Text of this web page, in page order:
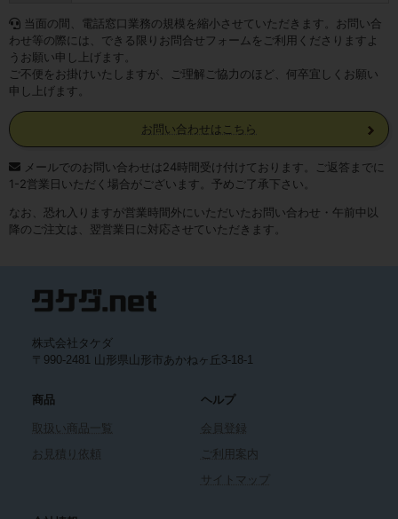
当面の間、電話窓口業務の規模を縮小させていただきます。お問い合
わせ等の際には、できる限りお問合せフォームをご利用くださりますよ
うお願い申し上げます。
ご不便をお掛けいたしますが、ご理解ご協力のほど、何卒宜しくお願い
申し上げます。
お問い合わせはこちら
メールでのお問い合わせは24時間受け付けております。ご返答までに
1-2営業日いただく場合がございます。予めご了承下さい。
なお、恐れ入りますが営業時間外にいただいたお問い合わせ・午前中以
降のご注文は、翌営業日に対応させていただきます。
株式会社タケダ
〒990-2481 山形県山形市あかねヶ丘3-18-1
商品
取扱い商品一覧
お見積り依頼
ヘルプ
会員登録
ご利用案内
サイトマップ